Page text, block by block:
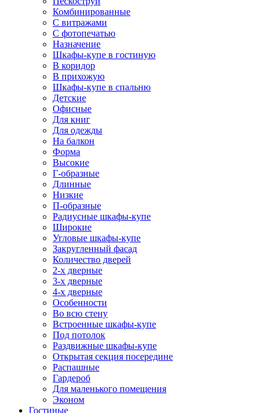
Комбинированные
С витражами
С фотопечатью
Назначение
Шкафы-купе в гостиную
В коридор
В прихожую
Шкафы-купе в спальню
Детские
Офисные
Для книг
Для одежды
На балкон
Форма
Высокие
Г-образные
Длинные
Низкие
П-образные
Радиусные шкафы-купе
Широкие
Угловые шкафы-купе
Закругленный фасад
Количество дверей
2-х дверные
3-х дверные
4-х дверные
Особенности
Во всю стену
Встроенные шкафы-купе
Под потолок
Раздвижные шкафы-купе
Открытая секция посередине
Распашные
Гардероб
Для маленького помещения
Эконом
Гостиные